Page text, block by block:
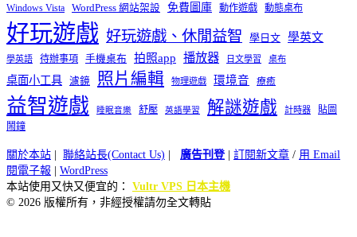
Windows Vista WordPress 網站架設 免費圖庫 動作遊戲 動態桌布
好玩遊戲 好玩遊戲、休閒益智 學日文 學英文
學英語 待辦事項 手機桌布 拍照app 播放器 日文學習 桌布
桌面小工具 濾鏡 照片編輯 物理遊戲 環境音 療癒
益智遊戲 睡眠音樂 舒壓 英語學習 解謎遊戲 計時器
貼圖
鬧鐘
關於本站 聯絡站長(Contact Us) 廣告刊登| 訂閱新文章 / 用 Email
閱電子報
WordPress
本站使用又快又便宜的： Vultr VPS 日本主機
© 2026 版權所有，非經授權請勿全文轉貼